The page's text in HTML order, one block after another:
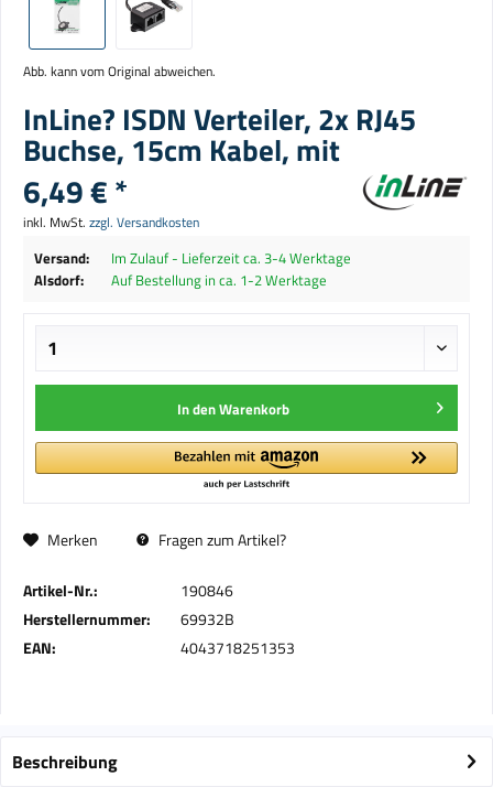
Abb. kann vom Original abweichen.
InLine? ISDN Verteiler, 2x RJ45
Buchse, 15cm Kabel, mit
6,49 € *
inkl. MwSt. zzgl. Versandkosten
Versand:
Im Zulauf - Lieferzeit ca. 3-4 Werktage
Alsdorf:
Auf Bestellung in ca. 1-2 Werktage
In denWarenkorb
Merken Fragen zum Artikel?
Artikel-Nr.:
190846
Herstellernummer:
69932B
EAN:
4043718251353
Beschreibung